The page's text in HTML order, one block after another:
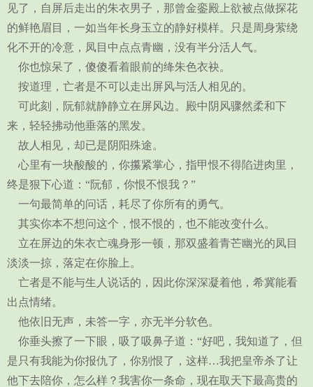
见了，自屏后走出的朱衣男子，那曾金銮殿上欲被点做探花
的鲜艳眉目，一如当年长身玉立的静好模样。只是周身萦绕
化不开的冷意，凤目中点点青幽，没有半分活人气。
你也惊呆了，傻傻看着眼前的绛朱色衣袂。
按道理，亡者是不可以走出屏风与活人相见的。
可此刻，阮郁就静静立在屏风边。殿中阴风骤然柔和下
来，轻轻拂动他垂落的黑发。
故人相见，却已是阴阳殊途。
心里有一块酸酸的，你攥紧掌心，指甲恨不得陷进肉里，
终是狠下心道：“阮郁，你恨不恨我？”
一句最简单的问话，耗尽了你所有的勇气。
其实你本不想问这个，恨不恨的，也不能改变什么。
立在屏边的朱衣亡魂身形一顿，那双盛着青芒幽光的凤目
淡淡一掠，落定在你脸上。
亡者是不能与生人说话的，因此你深深凝着他，希冀能看
出点情绪。
他依旧无声，未答一字，亦无半分软色。
你垂头擦了一下眼，吸了吸鼻子道：“好吧，我知道了，但
是只有我能为你报仇了，你别恨了，这样…我把皇帝杀了让
他下去陪你，怎么样？我害你一条命，现在取天下最高贵的